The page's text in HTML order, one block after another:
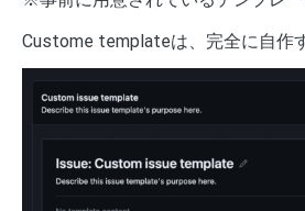
Custome templateは、完全に自作